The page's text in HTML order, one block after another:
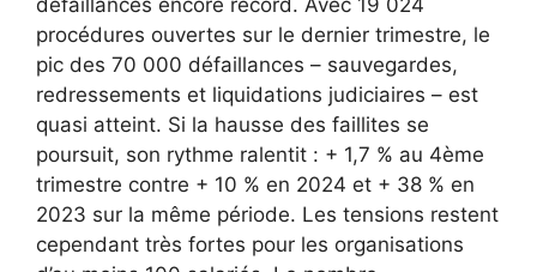
procédures ouvertes sur le dernier trimestre, le
pic des 70 000 défaillances – sauvegardes,
redressements et liquidations judiciaires – est
quasi atteint. Si la hausse des faillites se
poursuit, son rythme ralentit : + 1,7 % au 4ème
trimestre contre + 10 % en 2024 et + 38 % en
2023 sur la même période. Les tensions restent
cependant très fortes pour les organisations